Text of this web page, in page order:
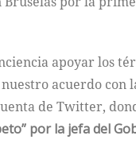
apoyar los
acuerdo con
de Twitter,
por la jefa del